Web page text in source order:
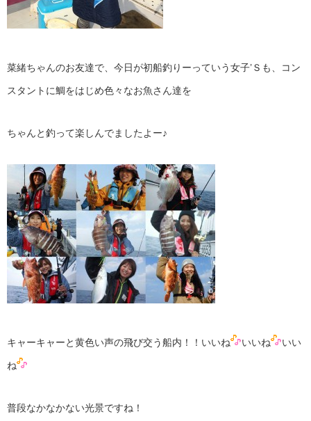
菜緒ちゃんのお友達で、今日が初船釣りーっていう女子’Ｓも、コン
スタントに鯛をはじめ色々なお魚さん達を
ちゃんと釣って楽しんでましたよー♪
キャーキャーと黄色い声の飛び交う船内！！いいね いいね いい
ね
普段なかなかない光景ですね！